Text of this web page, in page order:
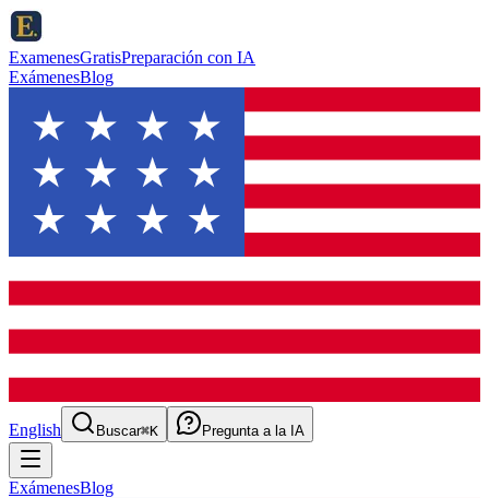
ExamenesGratisPreparación con IA
ExámenesBlog
English Buscar⌘K Pregunta a la IA
ExámenesBlog